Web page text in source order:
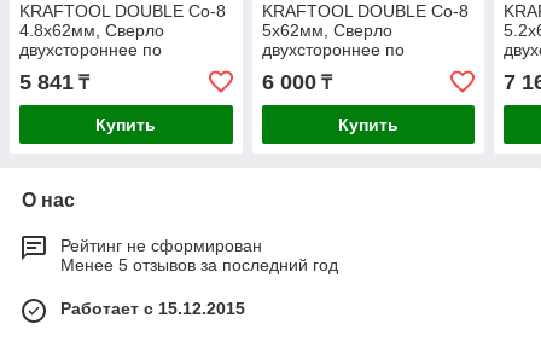
KRAFTOOL DOUBLE Сo-8
4.8х62мм, Сверло
двухстороннее по
металлу, сталь
M42(+8%Co), класс А
(29654-4.8-10)
5 841 ₸
Купить
KRAFTOOL DOUBLE Сo-8
5х62мм, Сверло
двухстороннее по
металлу, сталь
M42(+8%Co), класс А
(29654-5.0-10)
6 000₸
Купить
7
О нас
Рейтинг не сформирован
Менее 5 отзывов за последний год
Работает с 15.12.2015